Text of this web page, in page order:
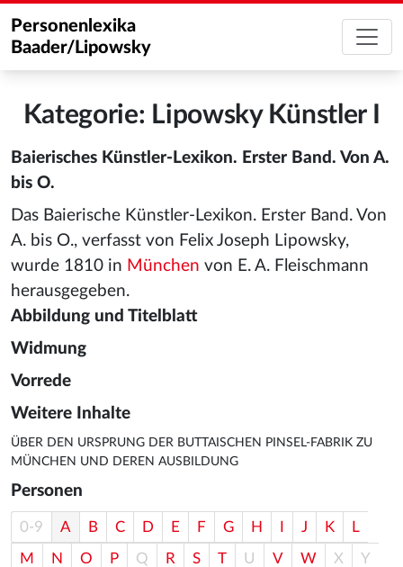
Personenlexika
Baader/Lipowsky
Kategorie: Lipowsky Künstler I
Baierisches Künstler-Lexikon. Erster Band. Von A.
bis O.
Das Baierische Künstler-Lexikon. Erster Band. Von
A. bis O., verfasst von Felix Joseph Lipowsky,
wurde 1810 in München von E. A. Fleischmann
herausgegeben.
Abbildung und Titelblatt
Widmung
Vorrede
Weitere Inhalte
ÜBER DEN URSPRUNG DER BUTTAISCHEN PINSEL-FABRIK ZU
MÜNCHEN UND DEREN AUSBILDUNG
Personen
0-9 A B C D E F G H J K L
M N O P Q R S T U V W X Y